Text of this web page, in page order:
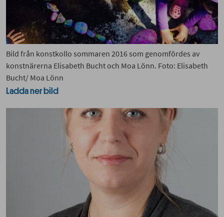
Bild från konstkollo sommaren 2016 som genomfördes av
konstnärerna Elisabeth Bucht och Moa Lönn. Foto: Elisabeth
Bucht/ Moa Lönn
Ladda ner bild